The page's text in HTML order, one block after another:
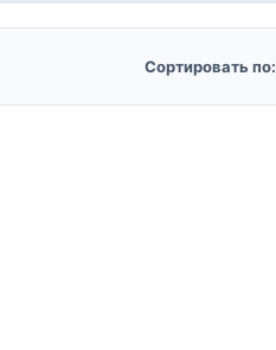
Сортировать по: